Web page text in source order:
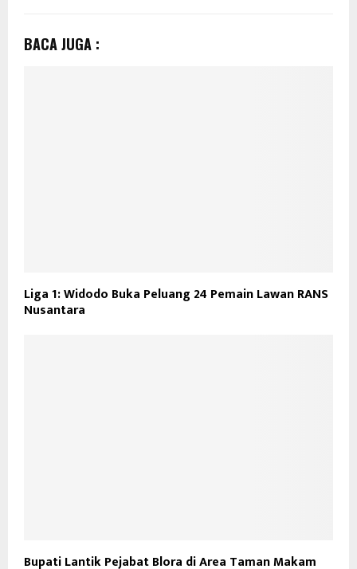
BACA JUGA :
Liga 1: Widodo Buka Peluang 24 Pemain Lawan RANS
Nusantara
Bupati Lantik Pejabat Blora di Area Taman Makam